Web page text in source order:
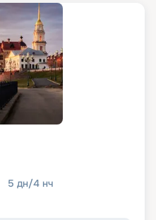
5 дн/4 нч